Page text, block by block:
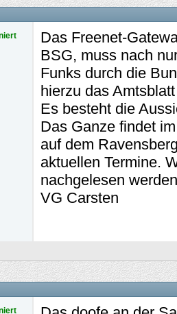
Das Freenet-
BSG, muss nach
Funks durch die
hierzu das
Es besteht die
Das Ganze findet
auf dem
aktuellen Termine.
nachgelesen
VG Carsten